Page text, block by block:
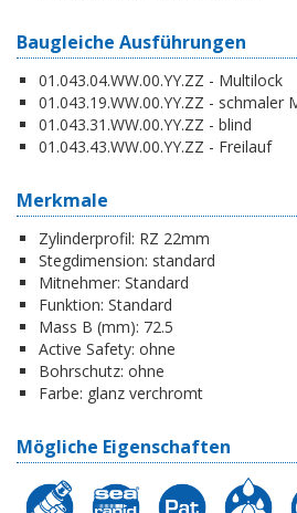
Baugleiche Ausführungen
01.043.04.WW.00.YY.ZZ - Multilock
01.043.19.WW.00.YY.ZZ - schmaler
01.043.31.WW.00.YY.ZZ - blind
01.043.43.WW.00.YY.ZZ - Freilauf
Merkmale
Zylinderprofil: RZ 22mm
Stegdimension: standard
Mitnehmer: Standard
Funktion: Standard
Mass B (mm): 72.5
Active Safety: ohne
Bohrschutz: ohne
Farbe: glanz verchromt
Mögliche Eigenschaften